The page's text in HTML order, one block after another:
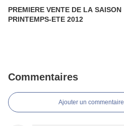
PREMIERE VENTE DE LA SAISON
PRINTEMPS-ETE 2012
Commentaires
Ajouter un commentaire